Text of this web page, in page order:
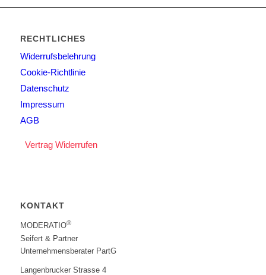
RECHTLICHES
Widerrufsbelehrung
Cookie-Richtlinie
Datenschutz
Impressum
AGB
Vertrag Widerrufen
KONTAKT
MODERATIO®
Seifert & Partner
Unternehmensberater PartG
Langenbrucker Strasse 4